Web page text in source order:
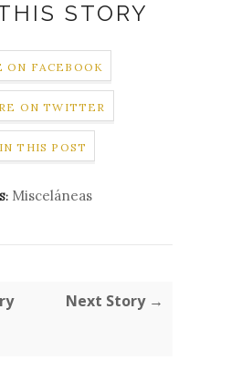
STORY
ON FACEBOOK
ON TWITTER
THIS POST
Misceláneas
Next Story →